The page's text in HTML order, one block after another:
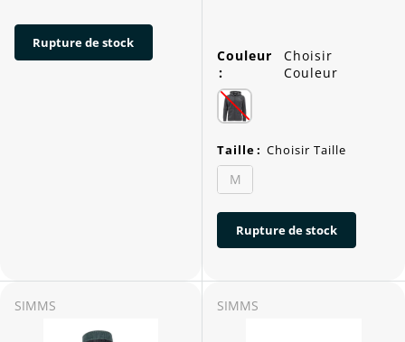
Rupture de stock
Couleur
:
Choisir
Couleur
Taille: Choisir Taille
M
Rupture de stock
SIMMS SIMMS